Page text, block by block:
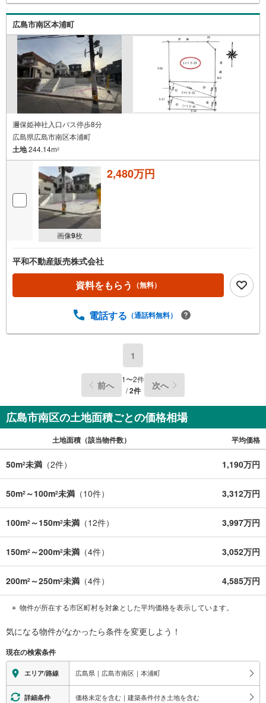
産グループへ成長することができました。「人と人、心と
心」これからもこの精神を大切に、お客様へのサポートを
させて頂きます。株式会社日東リバティ〒732-0818広島市
南区段原日出2丁目2-22-2F
広島市南区本浦町
邇保姫神社入口バス停歩8分
広島県広島市南区本浦町
土地244.14m2
画像9枚
2,480万円
平和不動産販売株式会社
資料をもらう （無料）
電話する （通話料無料）
1
前へ 1〜2件
/2件 次へ
広島市南区の土地面積ごとの価格相場
土地面積（該当物件数） 平均価格
50m2未満 （2件） 1,190万円
50m2 ～100m2未満 （10件） 3,312万円
100m2 ～150m2未満 （12件） 3,997万円
150m2 ～200m2未満 （4件） 3,052万円
200m2 ～250m2未満 （4件） 4,585万円
物件が所在する市区町村を対象とした平均価格を表示しています。
気になる物件がなかったら条件を変更しよう！
現在の検索条件
エリア/路線 広島県｜広島市南区｜本浦町
詳細条件 価格未定を含む｜建築条件付き土地を含む